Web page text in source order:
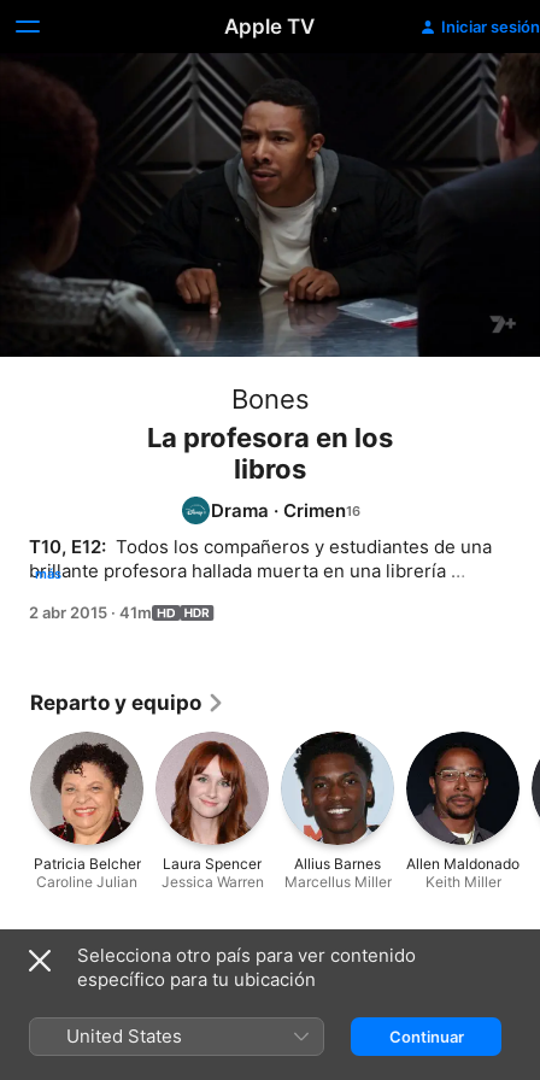
Apple TV Iniciar sesión
Bones
La profesora en los
libros
Drama · Crimen
T10, E12: Todos los compañeros y estudiantes de una
brillante profesora hallada muerta en una librería
Por otro lado, la editora de Brennan le anima a que se
trucos sobre el mundo de la red social, y Brennan aplica
todo lo aprendido con mucho entusiasmo.
más
2 abr 2015 · 41m
Reparto y equipo
Patricia Belcher
Caroline Julian
Laura Spencer
Jessica Warren
Allius Barnes
Marcellus Miller
Allen Maldonado
Keith Miller
Ficha técnica
2015
Duración
Selecciona otro país para ver contenido
específico para tu ubicación
United States Continuar